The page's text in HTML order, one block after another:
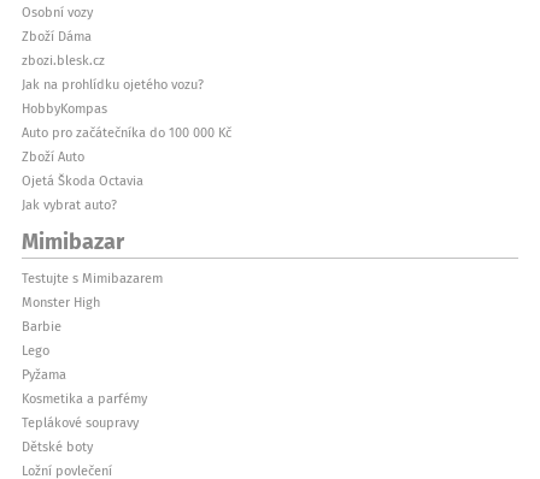
Osobní vozy
Zboží Dáma
zbozi.blesk.cz
Jak na prohlídku ojetého vozu?
HobbyKompas
Auto pro začátečníka do 100 000 Kč
Zboží Auto
Ojetá Škoda Octavia
Jak vybrat auto?
Mimibazar
Testujte s Mimibazarem
Monster High
Barbie
Lego
Pyžama
Kosmetika a parfémy
Teplákové soupravy
Dětské boty
Ložní povlečení